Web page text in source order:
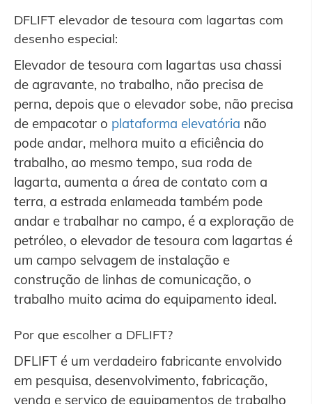
DFLIFT elevador de tesoura com lagartas com
desenho especial:
Elevador de tesoura com lagartas usa chassi
de agravante, no trabalho, não precisa de
perna, depois que o elevador sobe, não precisa
de empacotar o plataforma elevatória não
pode andar, melhora muito a eficiência do
trabalho, ao mesmo tempo, sua roda de
lagarta, aumenta a área de contato com a
terra, a estrada enlameada também pode
andar e trabalhar no campo, é a exploração de
petróleo, o elevador de tesoura com lagartas é
um campo selvagem de instalação e
construção de linhas de comunicação, o
trabalho muito acima do equipamento ideal.
Por que escolher a DFLIFT?
DFLIFT é um verdadeiro fabricante envolvido
em pesquisa, desenvolvimento, fabricação,
venda e serviço de equipamentos de trabalho